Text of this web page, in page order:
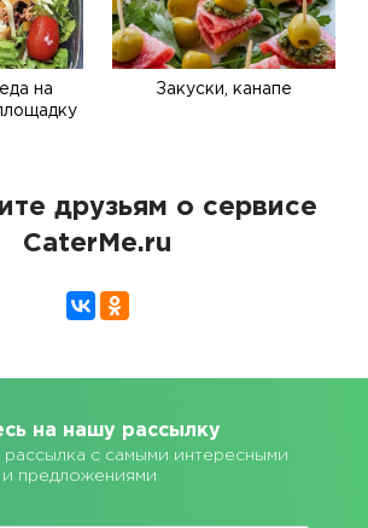
на
Закуски, канапе
друзьям о сервисе
CaterMe.ru
на нашу рассылку
рассылка с самыми интересными
и предложениями